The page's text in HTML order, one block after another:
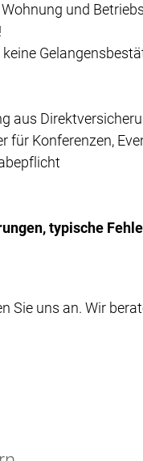
und
keine
aus
Konferenzen,
typische
Sie uns an. Wir